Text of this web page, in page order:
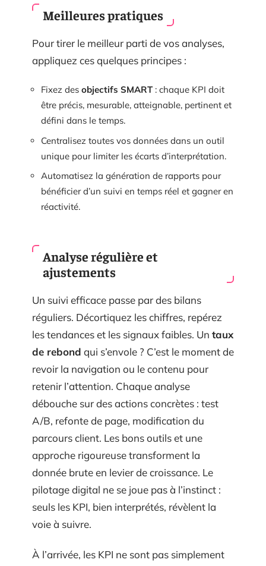
Meilleures pratiques
Pour tirer le meilleur parti de vos analyses,
appliquez ces quelques principes :
Fixez des objectifs SMART : chaque KPI doit
être précis, mesurable, atteignable, pertinent et
défini dans le temps.
Centralisez toutes vos données dans un outil
unique pour limiter les écarts d’interprétation.
Automatisez la génération de rapports pour
bénéficier d’un suivi en temps réel et gagner en
réactivité.
Analyse régulière et
ajustements
Un suivi efficace passe par des bilans
réguliers. Décortiquez les chiffres, repérez
les tendances et les signaux faibles. Un taux
de rebond qui s’envole ? C’est le moment de
revoir la navigation ou le contenu pour
retenir l’attention. Chaque analyse
débouche sur des actions concrètes : test
A/B, refonte de page, modification du
parcours client. Les bons outils et une
approche rigoureuse transforment la
donnée brute en levier de croissance. Le
pilotage digital ne se joue pas à l’instinct :
seuls les KPI, bien interprétés, révèlent la
voie à suivre.
À l’arrivée, les KPI ne sont pas simplement